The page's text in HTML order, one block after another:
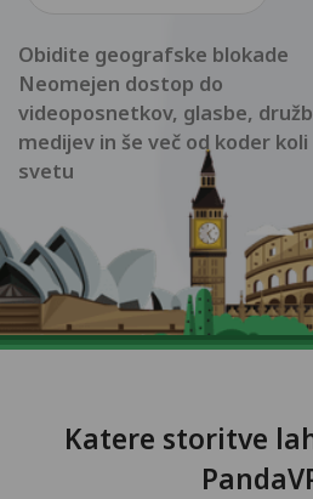
Obidite geografske blokade
Neomejen dostop do
videoposnetkov, glasbe,
medijev in še več od koder koli
svetu
Katere storitve